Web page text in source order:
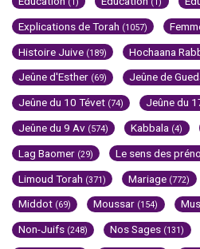
Explications de Torah (1057)
Histoire Juive (189) Hochaana
Jeûne d'Esther (69) Jeûne de
Jeûne du 10 Tévet (74) Jeûne du
Jeûne du 9 Av (574) Kabbala (4)
Lag Baomer (29) Le sens des
Limoud Torah (371) Mariage (772)
Middot (69) Moussar (154)
Non-Juifs (248) Nos Sages (131)